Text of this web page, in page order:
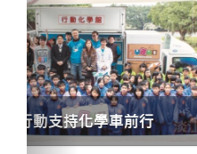
文創學程吸睛 福建師